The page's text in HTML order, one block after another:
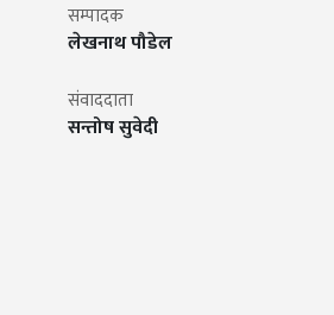
सम्पादक
लेखनाथ पौडेल
संवाददाता
सन्तोष सुवेदी